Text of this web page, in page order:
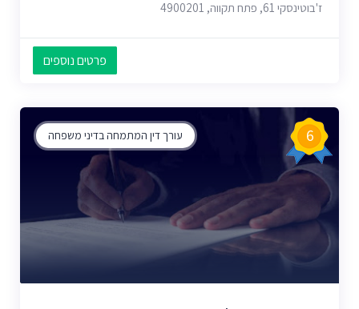
ז'בוטינסקי 61, פתח תקווה, 4900201
פרטים נוספים
עורך דין המתמחה בדיני משפחה 6